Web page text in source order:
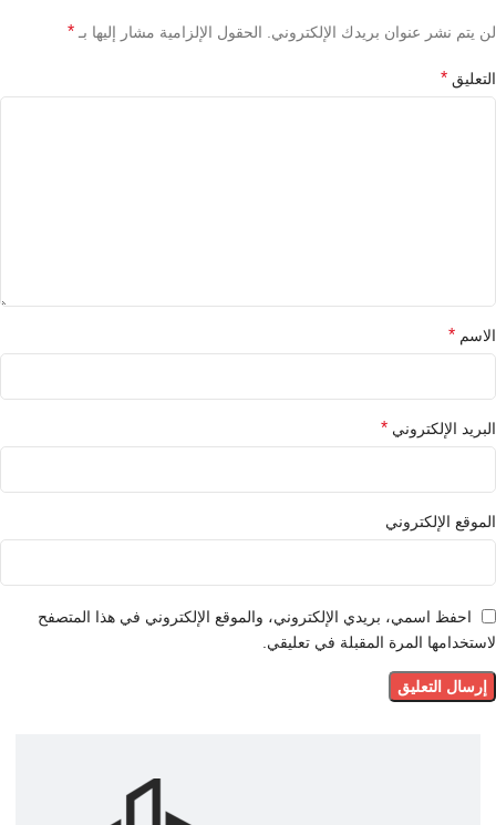
لن يتم نشر عنوان بريدك الإلكتروني. الحقول الإلزامية مشار إليها بـ *
التعليق *
الاسم *
البريد الإلكتروني *
الموقع الإلكتروني
احفظ اسمي، بريدي الإلكتروني، والموقع الإلكتروني في هذا المتصفح
لاستخدامها المرة المقبلة في تعليقي.